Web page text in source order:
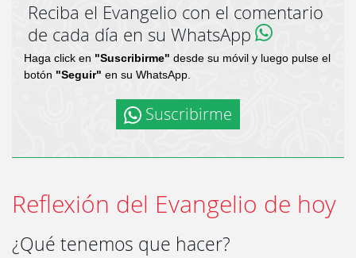
Reciba el Evangelio con el comentario
de cada día en su WhatsApp
Haga click en "Suscribirme" desde su móvil y luego pulse el
botón "Seguir" en su WhatsApp.
Suscribirme
Reflexión del Evangelio de hoy
¿Qué tenemos que hacer?